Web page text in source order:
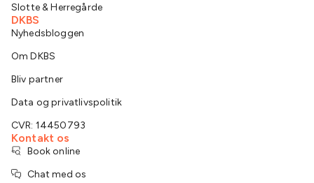
Slotte & Herregårde
DKBS
Nyhedsbloggen
Om DKBS
Bliv partner
Data og privatlivspolitik
CVR: 14450793
Kontakt os
Book online
Chat med os